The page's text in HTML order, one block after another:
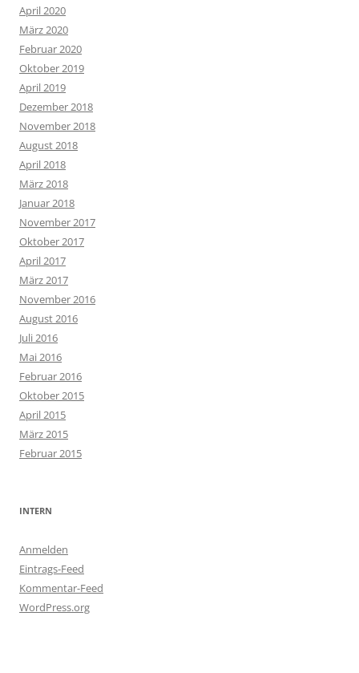
April 2020
März 2020
Februar 2020
Oktober 2019
April 2019
Dezember 2018
November 2018
August 2018
April 2018
März 2018
Januar 2018
November 2017
Oktober 2017
April 2017
März 2017
November 2016
August 2016
Juli 2016
Mai 2016
Februar 2016
Oktober 2015
April 2015
März 2015
Februar 2015
INTERN
Anmelden
Eintrags-Feed
Kommentar-Feed
WordPress.org